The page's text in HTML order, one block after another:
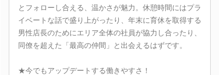
とフォローし合える、温かさが魅力。休憩時間にはプラ
イベートな話で盛り上がったり、年末に育休を取得する
男性店長のためにエリア全体の社員が協力し合ったり、
同僚を超えた「最高の仲間」と出会えるはずです。
★今でもアップデートする働きやすさ！